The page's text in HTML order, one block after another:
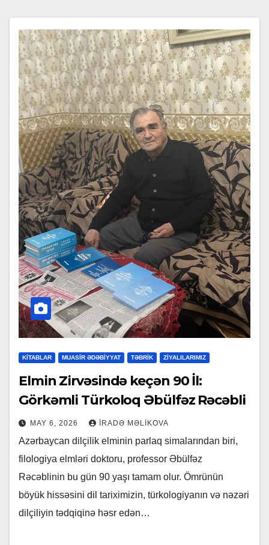
KİTABLAR MUASİR ƏDƏBİYYAT TƏBRİK ZİYALILARIMIZ
Elmin Zirvəsində keçən 90 İl:
Görkəmli Türkoloq Əbülfəz Rəcəbli
MAY 6, 2026 İRADƏ MƏLIKOVA
Azərbaycan dilçilik elminin parlaq simalarından biri,
filologiya elmləri doktoru, professor Əbülfəz
Rəcəblinin bu gün 90 yaşı tamam olur. Ömrünün
böyük hissəsini dil tariximizin, türkologiyanın və nəzəri
dilçiliyin tədqiqinə həsr edən…